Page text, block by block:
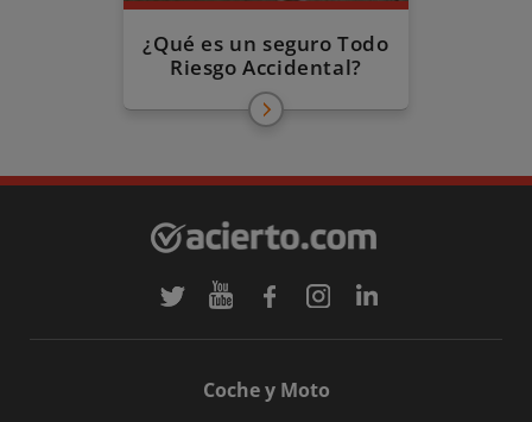
¿Qué es un seguro Todo
Riesgo Accidental?
Coche y Moto